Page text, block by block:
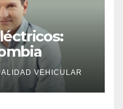
VEHICULAR